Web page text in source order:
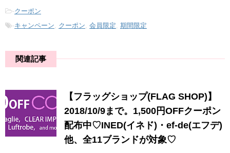
-クーポン
-キャンペーン クーポン 会員限定 期間限定
関連記事
【フラッグショップ(FLAG SHOP)】
2018/10/9まで。1,500円OFFクーポン
配布中♡INED(イネド)・ef-de(エフデ)
他、全11ブランドが対象♡